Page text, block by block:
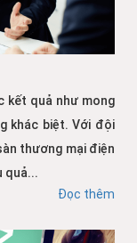
kết quả như mong
khác biệt. Với đội
thương mại điện
quả...
Đọc thêm